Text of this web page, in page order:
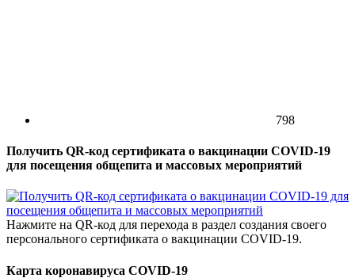
798
Получить QR-код сертификата о вакцинации COVID-19
для посещения общепита и массовых мероприятий
Нажмите на QR-код для перехода в раздел создания своего
персонального сертификата о вакцинации COVID-19.
Карта коронавируса COVID-19